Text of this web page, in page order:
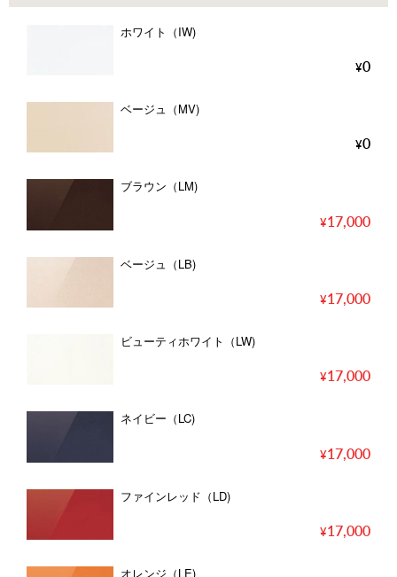
ホワイト（IW)
0
ベージュ（MV)
0
ブラウン（LM)
17,000
ベージュ（LB)
17,000
ビューティホワイト（LW)
17,000
ネイビー（LC)
17,000
ファインレッド（LD)
17,000
オレンジ（LE)